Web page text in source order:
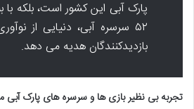
۵۲ سرسره آبی، دنیایی از
بازدیدکنندگان هدیه می دهد.
تجربه بی نظیر بازی ها و سرسره های پارک آبی